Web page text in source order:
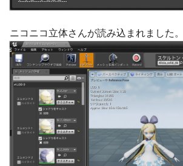
ニコニコ立体さんが読み込まれました。